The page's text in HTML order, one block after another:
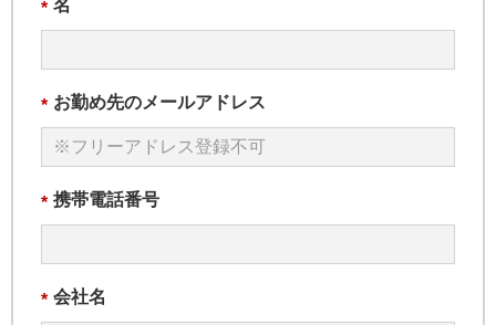
* 名
* お勤め先のメールアドレス
* 携帯電話番号
* 会社名